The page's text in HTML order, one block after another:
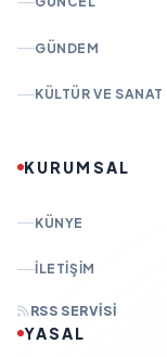
GÜNDEM
KÜLTÜR VE SANAT
KURUMSAL
KÜNYE
İLETIŞIM
RSS SERVISI
YASAL